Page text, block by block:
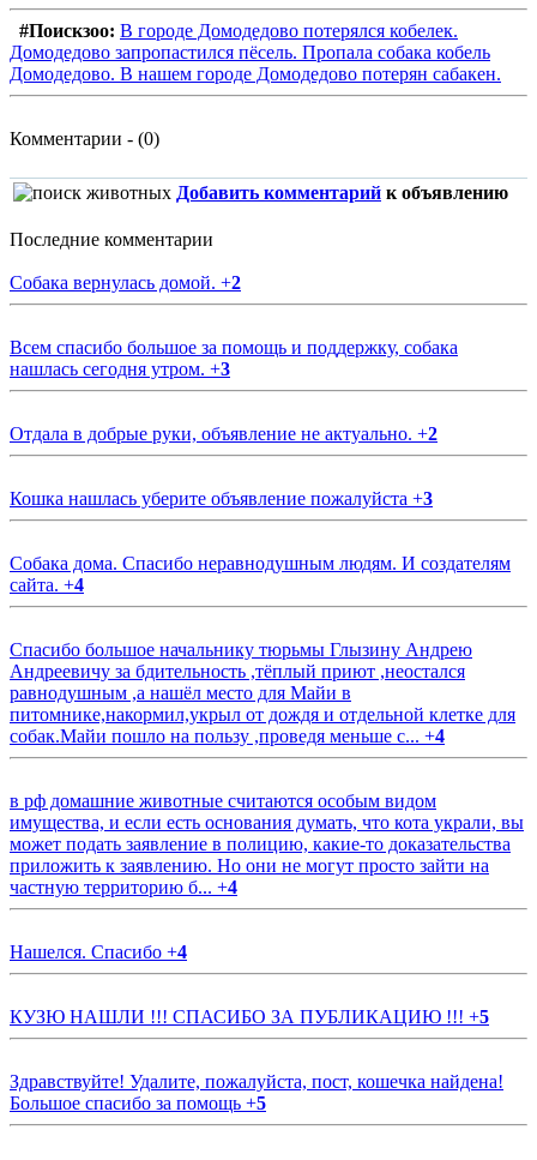
#Поискзоо: В городе Домодедово потерялся кобелек.
Домодедово запропастился пёсель. Пропала собака кобель
Домодедово. В нашем городе Домодедово потерян сабакен.
Комментарии - (0)
Добавить комментарий к объявлению
Последние комментарии
Собака вернулась домой. +2
Всем спасибо большое за помощь и поддержку, собака
нашлась сегодня утром. +3
Отдала в добрые руки, объявление не актуально. +2
Кошка нашлась уберите объявление пожалуйста +3
Собака дома. Спасибо неравнодушным людям. И создателям
сайта. +4
Спасибо большое начальнику тюрьмы Глызину Андрею
Андреевичу за бдительность ,тёплый приют ,неостался
равнодушным ,а нашёл место для Майи в
питомнике,накормил,укрыл от дождя и отдельной клетке для
собак.Майи пошло на пользу ,проведя меньше с... +4
в рф домашние животные считаются особым видом
имущества, и если есть основания думать, что кота украли, вы
может подать заявление в полицию, какие-то доказательства
приложить к заявлению. Но они не могут просто зайти на
частную территорию б... +4
Нашелся. Спасибо +4
КУЗЮ НАШЛИ !!! СПАСИБО ЗА ПУБЛИКАЦИЮ !!! +5
Здравствуйте! Удалите, пожалуйста, пост, кошечка найдена!
Большое спасибо за помощь +5